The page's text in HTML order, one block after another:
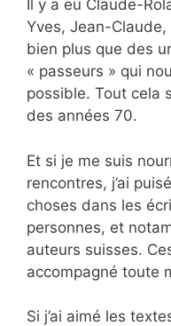
Il y a eu Claude-
Yves, Jean-
bien plus que des
« passeurs » qui
possible. Tout cela
des années 70.
Et si je me suis
rencontres, j’ai
choses dans les
personnes, et
auteurs suisses.
accompagné toute
Si j’ai aimé les